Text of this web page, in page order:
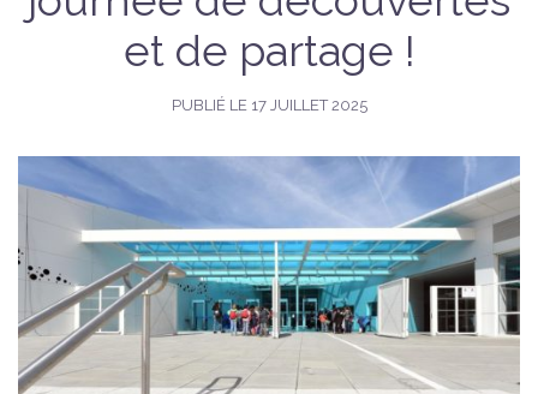
et de partage !
PUBLIÉ LE 17 JUILLET 2025